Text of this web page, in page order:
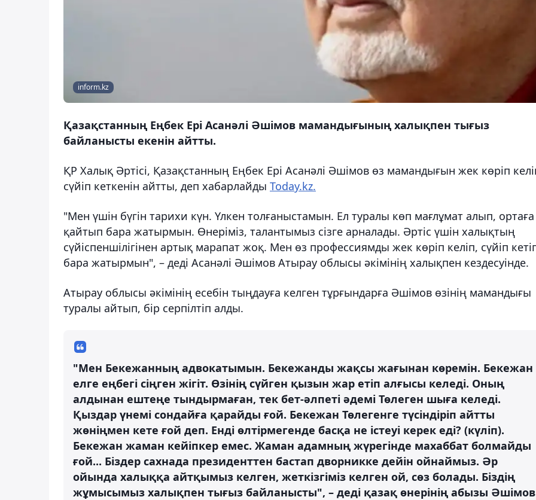
inform.kz
Қазақстанның Еңбек Ері Асанәлі Әшімов мамандығының халықпен тығыз
байланысты екенін айтты.
ҚР Халық Әртісі, Қазақстанның Еңбек Ері Асанәлі Әшімов өз мамандығын жек көріп
сүйіп кеткенін айтты, деп хабарлайды Today.kz.
"Мен үшін бүгін тарихи күн. Үлкен толғаныстамын. Ел туралы көп мағлұмат алып, ортаға
қайтып бара жатырмын. Өнеріміз, талантымыз сізге арналады. Әртіс үшін халықтың
сүйіспеншілігінен артық марапат жоқ. Мен өз профессиямды жек көріп келіп, сүйіп
бара жатырмын", – деді Асанәлі Әшімов Атырау облысы әкімінің халықпен кездесуінде.
Атырау облысы әкімінің есебін тыңдауға келген тұрғындарға Әшімов өзінің мамандығы
туралы айтып, бір серпілтіп алды.
"Мен Бекежанның адвокатымын. Бекежанды жақсы жағынан көремін. Бекежан
елге еңбегі сіңген жігіт. Өзінің сүйген қызын жар етіп алғысы келеді. Оның
алдынан ештеңе тындырмаған, тек бет-әлпеті әдемі Төлеген шыға келеді.
Қыздар үнемі сондайға қарайды ғой. Бекежан Төлегенге түсіндіріп айтты
жөніңмен кете ғой деп. Енді өлтірмегенде басқа не істеуі керек еді? (күліп).
Бекежан жаман кейіпкер емес. Жаман адамның жүрегінде махаббат болмайды
ғой... Біздер сахнада президенттен бастап дворникке дейін ойнаймыз. Әр
ойында халыққа айтқымыз келген, жеткізгіміз келген ой, сөз болады. Біздің
жұмысымыз халықпен тығыз байланысты", – деді қазақ өнерінің абызы